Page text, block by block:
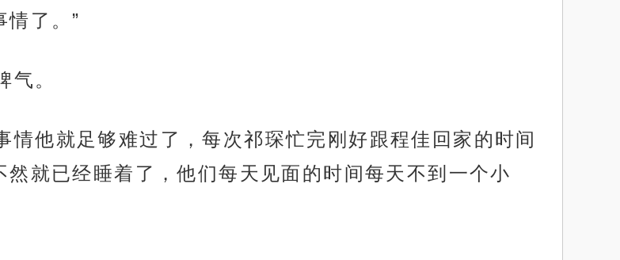
了。”
气。
情他就足够难过了，每次祁琛忙完刚好跟程佳回家的时间
就已经睡着了，他们每天见面的时间每天不到一个小